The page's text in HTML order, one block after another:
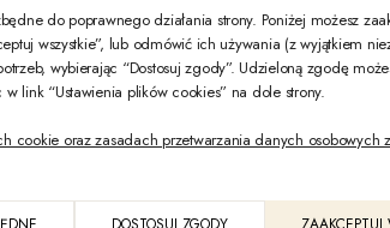
do poprawnego działania strony. Poniżej możesz
wszystkie”, lub odmówić ich używania (z wyjątkiem
wybierając “Dostosuj zgody”. Udzieloną zgodę
link “Ustawienia plików cookies” na dole strony.
cookie oraz zasadach przetwarzania danych osobowych